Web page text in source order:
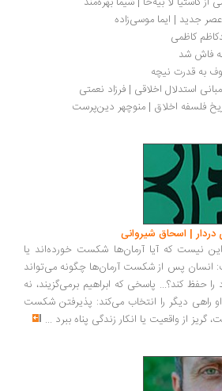
| ایما موسی‌زاده
نیچه
اخلاقی | فرزاد نعمتی
اخلاق | منوچهر دین‌پرست
اسحاق شیروانی
که آیا آرمان‌ها شکست خورده‌اند یا
از شکست آرمان‌ها چگونه می‌تواند
پاسخی که ابراهیم برمی‌گزیند، نه
را انتخاب می‌کند: پذیرفتن شکست
واقعیت یا انکار زندگی پناه ببرد...